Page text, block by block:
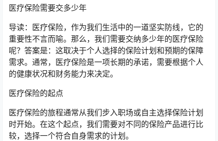
医疗保险需要交多少年
导读：医疗保险，作为我们生活中的一道坚实防线，它的
重要性不言而喻。那么，我们需要交纳多少年的医疗保险
呢？答案是：这取决于个人选择的保险计划和预期的保障
需求。通常，医疗保险是一项长期的承诺，需要根据个人
的健康状况和财务能力来决定。
医疗保险的起点
医疗保险的旅程通常从我们步入职场或自主选择保险计划
时开始。在这个起点，我们需要对不同的保险产品进行比
较，选择一个符合自身需求的计划。